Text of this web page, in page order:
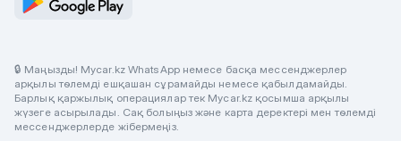
🔒 Маңызды! Mycar.kz WhatsApp немесе басқа мессенджерлер
арқылы төлемді ешқашан сұрамайды немесе қабылдамайды.
Барлық қаржылық операциялар тек Mycar.kz қосымша арқылы
жүзеге асырылады. Сақ болыңыз және карта деректері мен төлемді
мессенджерлерде жібермеңіз.